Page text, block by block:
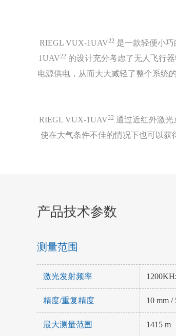
RIEGL VUX-1UAV22 是一款轻便小
1UAV22 的设计充分考虑了无人飞行
电源供电，从而大大减轻了整个系统
RIEGL VUX-1UAV22通过近红外激光
使在大气条件不佳的情况下也可以
产品技术参数
测量范围
激光发射频率
精度/重复精度 10 mm /
最大测量范围 1415 m